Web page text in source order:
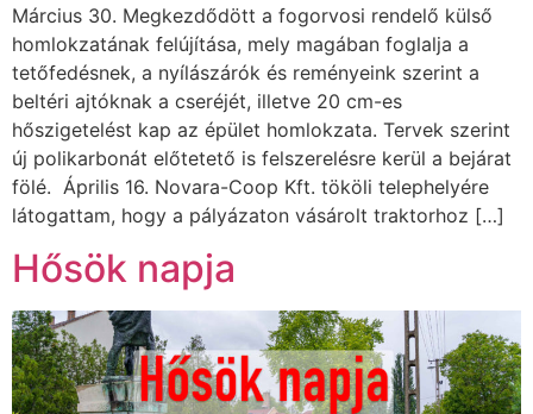
Március 30. Megkezdődött a fogorvosi rendelő külső
homlokzatának felújítása, mely magában foglalja a
tetőfedésnek, a nyílászárók és reményeink szerint a
beltéri ajtóknak a cseréjét, illetve 20 cm-es
hőszigetelést kap az épület homlokzata. Tervek szerint
új polikarbonát előtetető is felszerelésre kerül a bejárat
fölé. Április 16. Novara-Coop Kft. tököli telephelyére
látogattam, hogy a pályázaton vásárolt traktorhoz […]
Hősök napja